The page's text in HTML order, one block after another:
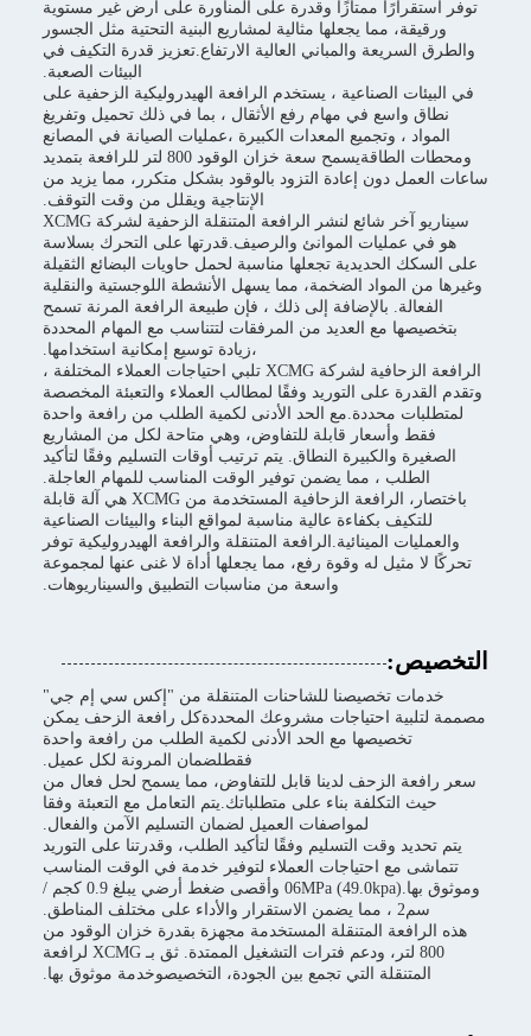
توفر استقرارًا ممتازًا وقدرة على المناورة على أرض غير مستوية
ورقيقة، مما يجعلها مثالية لمشاريع البنية التحتية مثل الجسور
والطرق السريعة والمباني العالية الارتفاع.تعزيز قدرة التكيف في
البيئات الصعبة.
في البيئات الصناعية ، يستخدم الرافعة الهيدروليكية الزحفية على
نطاق واسع في مهام رفع الأثقال ، بما في ذلك تحميل وتفريغ
المواد ، وتجميع المعدات الكبيرة ،عمليات الصيانة في المصانع
ومحطات الطاقةيسمح سعة خزان الوقود 800 لتر للرافعة بتمديد
ساعات العمل دون إعادة التزود بالوقود بشكل متكرر، مما يزيد من
الإنتاجية ويقلل من وقت التوقف.
سيناريو آخر شائع لنشر الرافعة المتنقلة الزحفية لشركة XCMG
هو في عمليات الموانئ والرصيف.قدرتها على التحرك بسلاسة
على السكك الحديدية تجعلها مناسبة لحمل حاويات البضائع الثقيلة
وغيرها من المواد الضخمة، مما يسهل الأنشطة اللوجستية والنقلية
الفعالة. بالإضافة إلى ذلك ، فإن طبيعة الرافعة المرنة تسمح
بتخصيصها مع العديد من المرفقات لتتناسب مع المهام المحددة
،زيادة توسيع إمكانية استخدامها.
الرافعة الزحافية لشركة XCMG تلبي احتياجات العملاء المختلفة ،
وتقدم القدرة على التوريد وفقًا لمطالب العملاء والتعبئة المخصصة
لمتطلبات محددة.مع الحد الأدنى لكمية الطلب من رافعة واحدة
فقط وأسعار قابلة للتفاوض، وهي متاحة لكل من المشاريع
الصغيرة والكبيرة النطاق. يتم ترتيب أوقات التسليم وفقًا لتأكيد
الطلب ، مما يضمن توفير الوقت المناسب للمهام العاجلة.
باختصار، الرافعة الزحافية المستخدمة من XCMG هي آلة قابلة
للتكيف بكفاءة عالية مناسبة لمواقع البناء والبيئات الصناعية
والعمليات المينائية.الرافعة المتنقلة والرافعة الهيدروليكية توفر
تحركًا لا مثيل له وقوة رفع، مما يجعلها أداة لا غنى عنها لمجموعة
واسعة من مناسبات التطبيق والسيناريوهات.
التخصيص:
خدمات تخصيصنا للشاحنات المتنقلة من "إكس سي إم جي"
مصممة لتلبية احتياجات مشروعك المحددةكل رافعة الزحف يمكن
تخصيصها مع الحد الأدنى لكمية الطلب من رافعة واحدة
فقطلضمان المرونة لكل عميل.
سعر رافعة الزحف لدينا قابل للتفاوض، مما يسمح لحل فعال من
حيث التكلفة بناء على متطلباتك.يتم التعامل مع التعبئة وفقا
لمواصفات العميل لضمان التسليم الآمن والفعال.
يتم تحديد وقت التسليم وفقًا لتأكيد الطلب، وقدرتنا على التوريد
تتماشى مع احتياجات العملاء لتوفير خدمة في الوقت المناسب
وموثوق بها.06MPa (49.0kpa) وأقصى ضغط أرضي يبلغ 0.9 كجم /
سم2 ، مما يضمن الاستقرار والأداء على مختلف المناطق.
هذه الرافعة المتنقلة المستخدمة مجهزة بقدرة خزان الوقود من
800 لتر، ودعم فترات التشغيل الممتدة. ثق بـ XCMG لرافعة
المتنقلة التي تجمع بين الجودة، التخصيصوخدمة موثوق بها.